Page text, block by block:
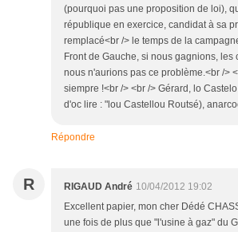
(pourquoi pas une proposition de loi),
république en exercice, candidat à sa
remplacé<br /> le temps de la
Front de Gauche, si nous gagnions, les
nous n'aurions pas ce problème.<br />
siempre !<br /> <br /> Gérard, lo
d'oc lire : "lou Castellou Routsé),
Répondre
R RIGAUD André 10/04/2012 19:02
Excellent papier, mon cher Dédé
une fois de plus que "l'usine à gaz" du